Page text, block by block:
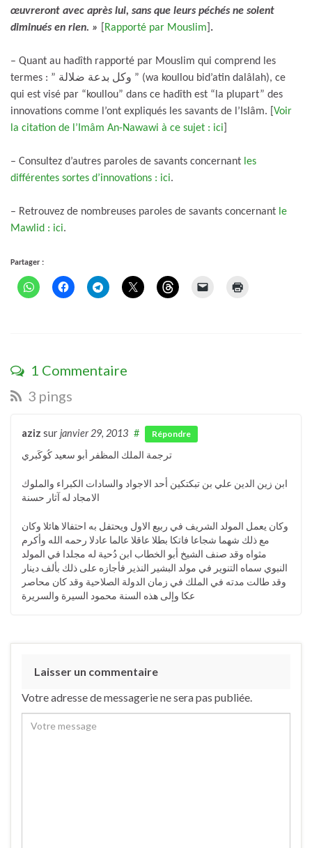
œuvreront avec après lui, sans que leurs péchés ne soient
diminués en rien. »
Rapporté par Mouslim .
– Quant au hadîth rapporté par Mouslim qui comprend les
termes : ” وكل بدعة ضلالة ” (wa koullou bid’atin dalâlah), ce
qui est visé par “koullou” dans ce hadîth est “la plupart” des
innovations comme l’ont expliqués les savants de l’Islâm. [ Voir
la citation de l’Imâm An-Nawawi à ce sujet : ici
– Consultez d’autres paroles de savants concernant les
différentes sortes d’innovations : ici.
– Retrouvez de nombreuses paroles de savants concernant le
Mawlid : ici.
Partager :
1 Commentaire
3 pings
aziz sur janvier 29, 2013 # Répondre
ترجمة الملك المظفر أبو سعيد كُوكَبري
ابن زين الدين علي بن تبكتكين أحد الاجواد والسادات الكبراء والملوك
الامجاد له آثار حسنة
وكان يعمل المولد الشريف في ربيع الاول ويحتفل به احتفالا هائلا وكان
مع ذلك شهما شجاعا فاتكا بطلا عاقلا عالما عادلا رحمه الله وأكرم
مثواه وقد صنف الشيخ أبو الخطاب ابن دُحية له مجلدا في المولد
النبوي سماه التنوير في مولد البشير النذير فأجازه على ذلك بألف دينار
وقد طالت مدته في الملك في زمان الدولة الصلاحية وقد كان محاصر
عكا وإلى هذه السنة محمود السيرة والسريرة
Laisser un commentaire
Votre adresse de messagerie ne sera pas publiée.